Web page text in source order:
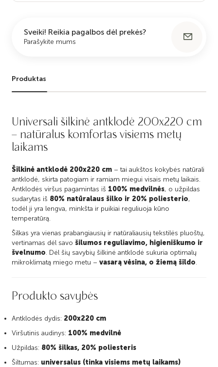
Sveiki! Reikia pagalbos dėl prekės?
Parašykite mums
Produktas
Universali šilkinė antklodė 200x220 cm
– natūralus komfortas visiems metų
laikams
Šilkinė antklodė 200x220 cm – tai aukštos kokybės natūrali
antklodė, skirta patogiam ir ramiam miegui visais metų laikais.
Antklodės viršus pagamintas iš 100% medvilnės, o užpildas
sudarytas iš 80% natūralaus šilko ir 20% poliesterio,
todėl ji yra lengva, minkšta ir puikiai reguliuoja kūno
temperatūrą.
Šilkas yra vienas prabangiausių ir natūraliausių tekstilės pluoštų,
vertinamas dėl savo šilumos reguliavimo, higieniškumo ir
švelnumo. Dėl šių savybių šilkinė antklodė sukuria optimalų
mikroklimatą miego metu – vasarą vėsina, o žiemą šildo.
Produkto savybės
Antklodės dydis: 200x220 cm
Viršutinis audinys: 100% medvilnė
Užpildas: 80% šilkas, 20% poliesteris
Šiltumas: universalus (tinka visiems metų laikams)